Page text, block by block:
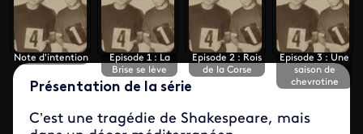
Note d'intention
Episode 1 : La
Brise se lève
Episode 2 : Rois
de la Corse
Episode 3 : Une
saison de
chevrotine
Présentation de la série
C’est une tragédie de Shakespeare, mais